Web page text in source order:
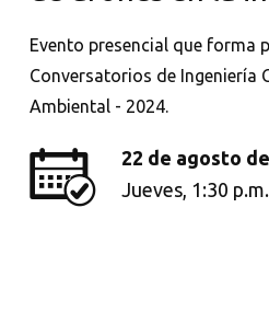
Evento presencial que forma
Conversatorios de Ingeniería
Ambiental - 2024.
22 de agosto
Jueves, 1:30